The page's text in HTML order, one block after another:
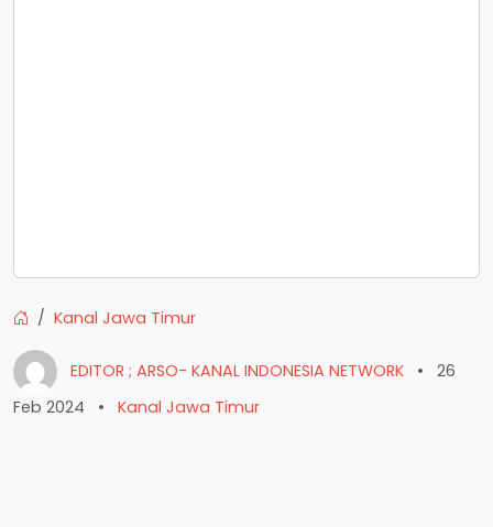
Kanal Jawa Timur
EDITOR ; ARSO- KANAL INDONESIA NETWORK •
26
Feb 2024
• Kanal Jawa Timur